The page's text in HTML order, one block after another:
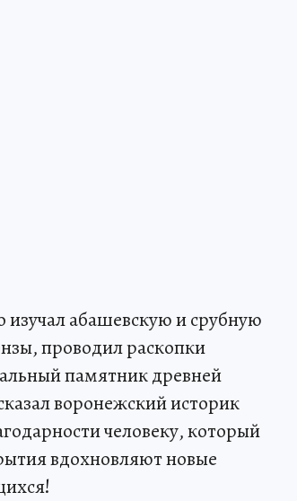
абашевскую и срубную
проводил раскопки
памятник древней
воронежский историк
человеку, который
вдохновляют новые